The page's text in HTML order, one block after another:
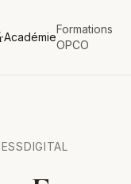
Académie
Formations
OPCO